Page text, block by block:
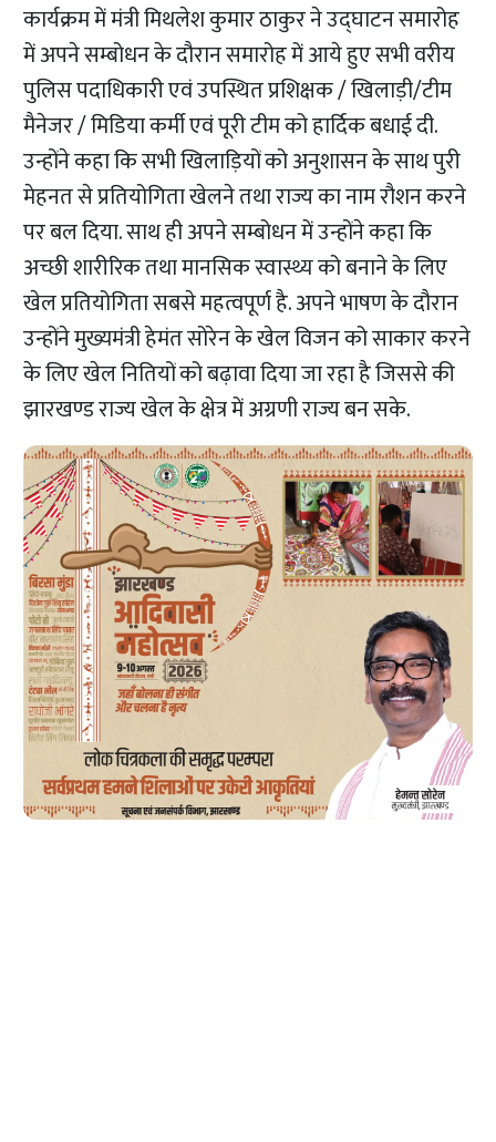
कार्यक्रम में मंत्री मिथलेश कुमार ठाकुर ने उद्घाटन समारोह
में अपने सम्बोधन के दौरान समारोह में आये हुए सभी वरीय
पुलिस पदाधिकारी एवं उपस्थित प्रशिक्षक / खिलाड़ी/टीम
मैनेजर / मिडिया कर्मी एवं पूरी टीम को हार्दिक बधाई दी.
उन्होंने कहा कि सभी खिलाड़ियों को अनुशासन के साथ पुरी
मेहनत से प्रतियोगिता खेलने तथा राज्य का नाम रौशन करने
पर बल दिया. साथ ही अपने सम्बोधन में उन्होंने कहा कि
अच्छी शारीरिक तथा मानसिक स्वास्थ्य को बनाने के लिए
खेल प्रतियोगिता सबसे महत्वपूर्ण है. अपने भाषण के दौरान
उन्होंने मुख्यमंत्री हेमंत सोरेन के खेल विजन को साकार करने
के लिए खेल नितियों को बढ़ावा दिया जा रहा है जिससे की
झारखण्ड राज्य खेल के क्षेत्र में अग्रणी राज्य बन सके.